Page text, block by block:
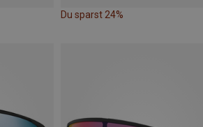
Du sparst 24%